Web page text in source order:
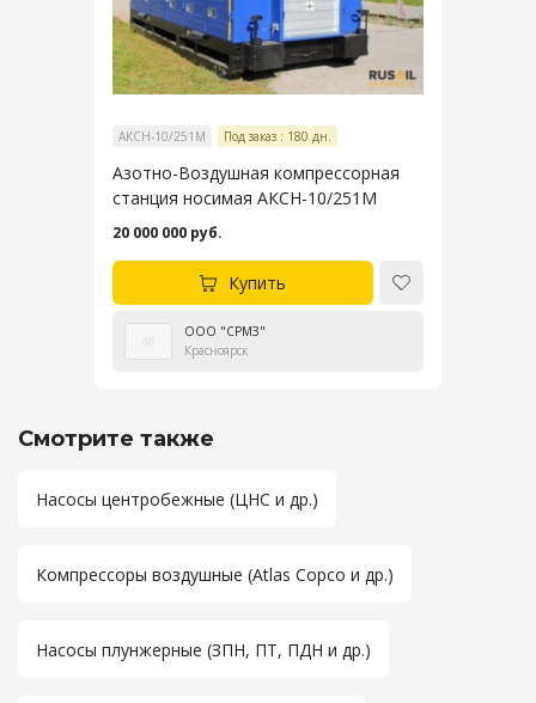
АКСН-10/251М Под заказ : 180 дн.
Азотно-Воздушная компрессорная
станция носимая АКСН-10/251М
20 000 000 руб.
Купить
ООО "СРМЗ"
Красноярск
Смотрите также
Насосы центробежные (ЦНС и др.)
Компрессоры воздушные (Atlas Copco и др.)
Насосы плунжерные (ЗПН, ПТ, ПДН и др.)